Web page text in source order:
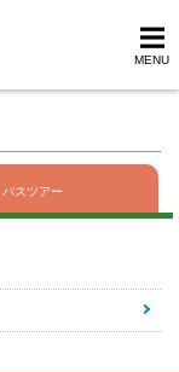
MENU
バスツアー